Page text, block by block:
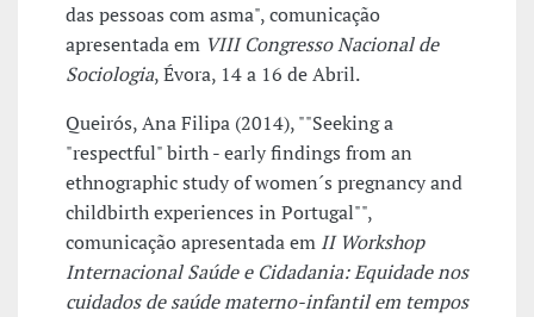
das pessoas com asma", comunicação
apresentada em VIII Congresso Nacional de
Sociologia, Évora, 14 a 16 de Abril.
Queirós, Ana Filipa (2014), ""Seeking a
"respectful" birth - early findings from an
ethnographic study of women´s pregnancy and
childbirth experiences in Portugal"",
comunicação apresentada em II Workshop
Internacional Saúde e Cidadania: Equidade nos
cuidados de saúde materno-infantil em tempos